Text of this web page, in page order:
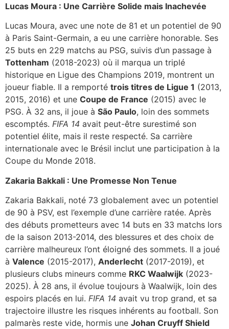
Lucas Moura : Une Carrière Solide mais Inachevée
Lucas Moura, avec une note de 81 et un potentiel de 90
à Paris Saint-Germain, a eu une carrière honorable. Ses
25 buts en 229 matchs au PSG, suivis d’un passage à
Tottenham (2018-2023) où il marqua un triplé
historique en Ligue des Champions 2019, montrent un
joueur fiable. Il a remporté trois titres de Ligue 1 (2013,
2015, 2016) et une Coupe de France (2015) avec le
PSG. À 32 ans, il joue à São Paulo, loin des sommets
escomptés. FIFA 14 avait peut-être surestimé son
potentiel élite, mais il reste respecté. Sa carrière
internationale avec le Brésil inclut une participation à la
Coupe du Monde 2018.
Zakaria Bakkali : Une Promesse Non Tenue
Zakaria Bakkali, noté 73 globalement avec un potentiel
de 90 à PSV, est l’exemple d’une carrière ratée. Après
des débuts prometteurs avec 14 buts en 33 matchs lors
de la saison 2013-2014, des blessures et des choix de
carrière malheureux l’ont éloigné des sommets. Il a joué
à Valence (2015-2017), Anderlecht (2017-2019), et
plusieurs clubs mineurs comme RKC Waalwijk (2023-
2025). À 28 ans, il évolue toujours à Waalwijk, loin des
espoirs placés en lui. FIFA 14 avait vu trop grand, et sa
trajectoire illustre les risques inhérents au football. Son
palmarès reste vide, hormis une Johan Cruyff Shield